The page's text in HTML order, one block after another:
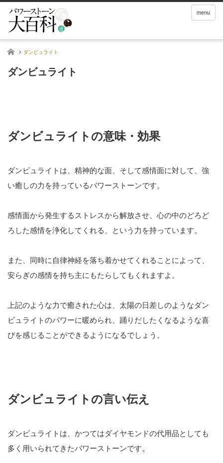
menu
ホーム ダンビュライト
ダンビュライト
ダンビュライトの意味・効果
ダンビュライトは、精神的な面、そして感情面に対して、強
い癒しの力を持っているパワーストーンです。
感情面から発生するストレスから解放させ、心の中のどろど
ろした感情を浄化してくれる、という力を持っています。
また、同時に自律神経を落ち着かせてくれることによって、
安らぎの感情を持ち主にもたらしてもくれますよ。
上記のような力で癒された心は、太陽の日差しのようなダン
ビュライトのパワーに暖められ、踊りだしたくなるような喜
びを感じることができるようになるでしょう。
ダンビュライトの言い伝え
ダンビュライトは、かつてはダイヤモンドの代用品としても
多く用いられてきたパワーストーンです。